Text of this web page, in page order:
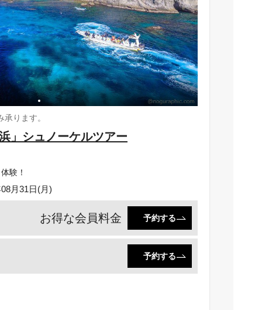
ります。
」シュノーケルツアー
験！
月31日(月)
お得な会員料金 予約する
予約する